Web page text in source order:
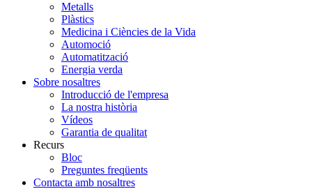
Metalls
Plàstics
Medicina i Ciències de la Vida
Automoció
Automatització
Energia verda
Sobre nosaltres
Introducció de l'empresa
La nostra història
Vídeos
Garantia de qualitat
Recurs
Bloc
Preguntes freqüents
Contacta amb nosaltres